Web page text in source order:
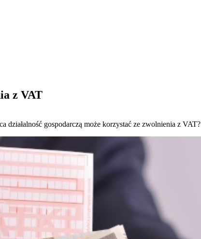
z VAT
działalność gospodarczą może korzystać ze zwolnienia z VAT?